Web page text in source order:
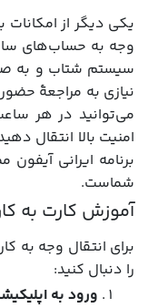
یکی دیگر از امکانات
وجه به حساب‌های
سیستم شتاب و به
نیازی به مراجعۀ
می‌توانید در هر
امنیت بالا انتقال
برنامه ایرانی
شماست.
آموزش کارت به
برای انتقال وجه به
را دنبال کنید:
ورود به